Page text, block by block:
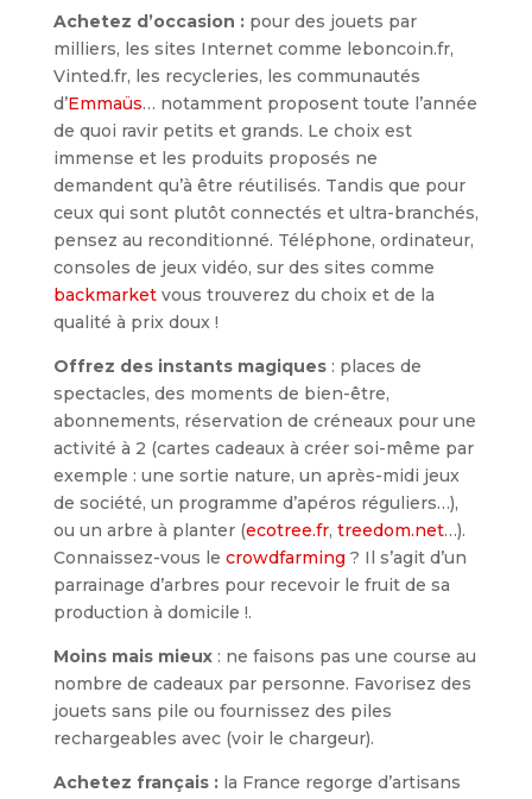
Achetez d’occasion : pour des jouets par
milliers, les sites Internet comme leboncoin.fr,
Vinted.fr, les recycleries, les communautés
d’Emmaüs… notamment proposent toute l’année
de quoi ravir petits et grands. Le choix est
immense et les produits proposés ne
demandent qu’à être réutilisés. Tandis que pour
ceux qui sont plutôt connectés et ultra-branchés,
pensez au reconditionné. Téléphone, ordinateur,
consoles de jeux vidéo, sur des sites comme
backmarketvous trouverez du choix et de la
qualité à prix doux !
Offrez des instants magiques: places de
spectacles, des moments de bien-être,
abonnements, réservation de créneaux pour une
activité à 2 (cartes cadeaux à créer soi-même par
exemple : une sortie nature, un après-midi jeux
de société, un programme d’apéros réguliers…),
ou un arbre à planter (ecotree.fr, treedom.net…).
Connaissez-vous le crowdfarming ? Il s’agit d’un
parrainage d’arbres pour recevoir le fruit de sa
production à domicile !.
Moins mais mieux: ne faisons pas une course au
nombre de cadeaux par personne. Favorisez des
jouets sans pile ou fournissez des piles
rechargeables avec (voir le chargeur).
Achetez français : la France regorge d’artisans